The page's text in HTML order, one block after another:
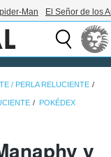
Man El Señor de los
/ PERLA RELUCIENTE
POKÉDEX
y